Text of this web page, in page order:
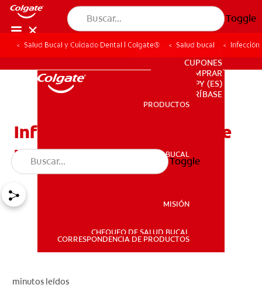
Toggle
PRODUCTOS
SALUD BUCAL
PARA PROFESIONALES
CUPONES
DONDE COMPRAR
PY (ES)
SUSCRÍBASE
PRODUCTOS
SALUD BUCAL
MISIÓN
CHEQUEO DE SALUD BUCAL
CORRESPONDENCIA DE PRODUCTOS
Toggle
Salud Bucal y Cuidado Dental | Colgate® Salud bucal
Infección ósea después de
una extracción dental
minutos leídos